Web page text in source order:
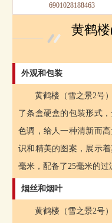
6901028188463
黄鹤
外观和包装
黄鹤楼（雪之景2号
了条盒硬盒的包装形式
色调，给人一种清新而
识和精美的图案，展示
毫米，配备了25毫米的过
烟丝和烟叶
黄鹤楼（雪之景2号